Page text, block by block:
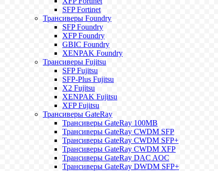
SFP Fortinet
Трансиверы Foundry
SFP Foundry
XFP Foundry
GBIC Foundry
XENPAK Foundry
Трансиверы Fujitsu
SFP Fujitsu
SFP-Plus Fujitsu
X2 Fujitsu
XENPAK Fujitsu
XFP Fujitsu
Трансиверы GateRay
Трансиверы GateRay 100MB
Трансиверы GateRay CWDM SFP
Трансиверы GateRay CWDM SFP+
Трансиверы GateRay CWDM XFP
Трансиверы GateRay DAC AOC
Трансиверы GateRay DWDM SFP+